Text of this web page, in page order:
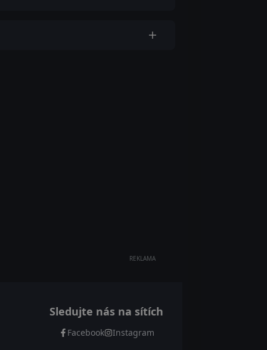
REKLAMA
Sledujte nás na sítích
Facebook Instagram